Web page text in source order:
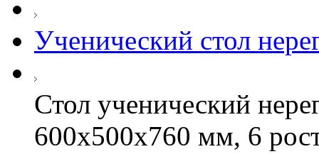
Ученический стол
Стол ученический
600х500х760 мм, 6